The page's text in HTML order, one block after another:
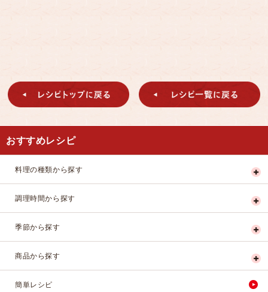
おすすめレシピ
料理の種類から探す
調理時間から探す
季節から探す
商品から探す
簡単レシピ